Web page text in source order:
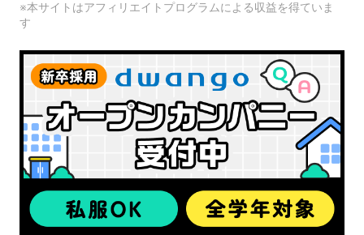
※本サイトはアフィリエイトプログラムによる収益を得ていま
す